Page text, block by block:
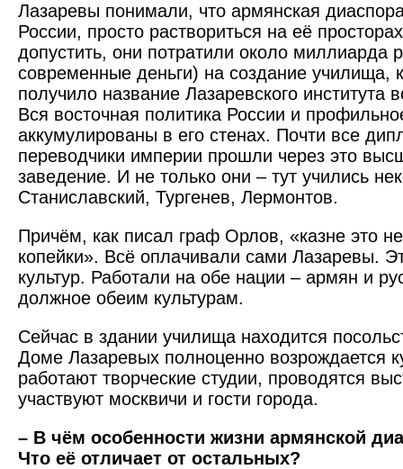
Лазаревы понимали, что армянская
России, просто раствориться на её
допустить, они потратили около миллиарда
современные деньги) на создание училища,
получило название Лазаревского института
Вся восточная политика России и
аккумулированы в его стенах. Почти все
переводчики империи прошли через это
заведение. И не только они – тут учились
Стани­славский, Тургенев, Лермонтов.
Причём, как писал граф Орлов, «казне это
копейки». Всё оплачивали сами Лазаревы.
культур. Работали на обе нации – армян и
должное обеим культурам.
Сейчас в здании училища находится
Доме Лазаревых полноценно возрождается
работают творческие студии, проводятся
участвуют москвичи и гости города.
– В чём особенности жизни армянской
Что её отличает от остальных?